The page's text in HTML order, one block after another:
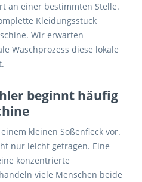
an einer bestimmten Stelle.
Kleidungsstück
Wir erwarten
Waschprozess diese lokale
beginnt häufig
kleinen Soßenfleck vor.
nur leicht getragen. Eine
konzentrierte
viele Menschen beide